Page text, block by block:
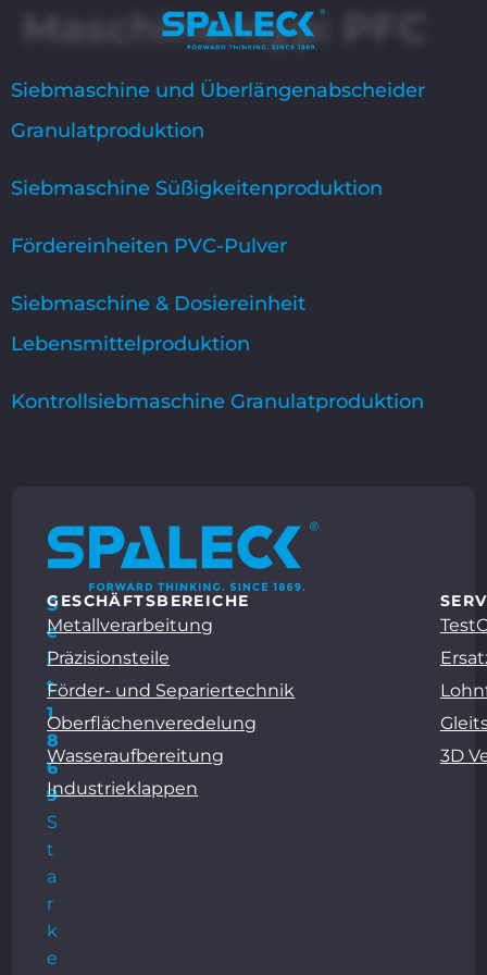
Maschinentyp:
Siebmaschine und Überlängenabscheider
Granulatproduktion
Siebmaschine Süßigkeitenproduktion
Fördereinheiten PVC-Pulver
Siebmaschine & Dosiereinheit
Lebensmittelproduktion
Kontrollsiebmaschine Granulatproduktion
S
e
i
t
1
8
6
9
S
t
a
r
k
e
GESCHÄFTSBEREICHE
Metallverarbeitung
Präzisionsteile
Förder- und Separiertechnik
Oberflächenveredelung
Wasseraufbereitung
Industrieklappen
3D